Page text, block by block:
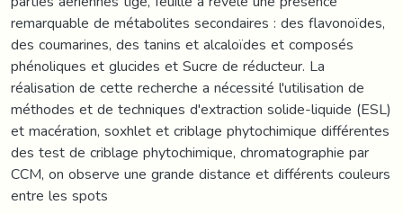
remarquable de métabolites secondaires : des flavonoïdes,
des coumarines, des tanins et alcaloïdes et composés
phénoliques et glucides et Sucre de réducteur. La
réalisation de cette recherche a nécessité l'utilisation de
méthodes et de techniques d'extraction solide-liquide (ESL)
et macération, soxhlet et criblage phytochimique différentes
des test de criblage phytochimique, chromatographie par
CCM, on observe une grande distance et différents couleurs
entre les spots